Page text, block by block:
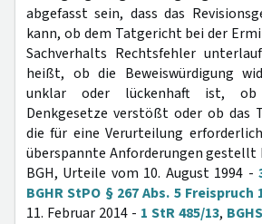
abgefasst sein, dass das
kann, ob dem Tatgericht bei der
Sachverhalts Rechtsfehler
heißt, ob die Beweiswürdigung
unklar oder lückenhaft ist,
Denkgesetze verstößt oder ob das
die für eine Verurteilung
überspannte Anforderungen gestellt
BGH, Urteile vom 10. August 1994 -
BGHR StPO § 267 Abs. 5 Freispruch
11. Februar 2014 - 1 StR 485/13,